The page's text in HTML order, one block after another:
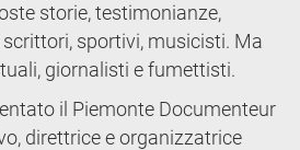
storie, testimonianze,
sportivi, musicisti. Ma
giornalisti e fumettisti.
il Piemonte Documenteur
direttrice e organizzatrice